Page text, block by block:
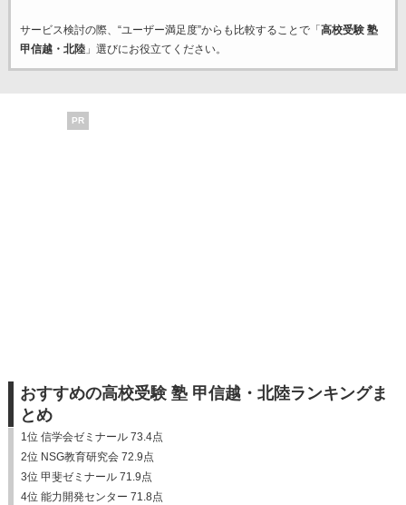
サービス検討の際、“ユーザー満足度”からも比較することで「 高校受験 塾
甲信越・北陸」選びにお役立てください。
PR
おすすめの高校受験 塾 甲信越・北陸ランキングま
とめ
1位 信学会ゼミナール 73.4点
2位 NSG教育研究会 72.9点
3位 甲斐ゼミナール 71.9点
4位 能力開発センター 71.8点